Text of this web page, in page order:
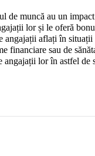
de muncă au un
lor și le oferă
angajații aflați în
financiare sau de
angajații lor în astfel de